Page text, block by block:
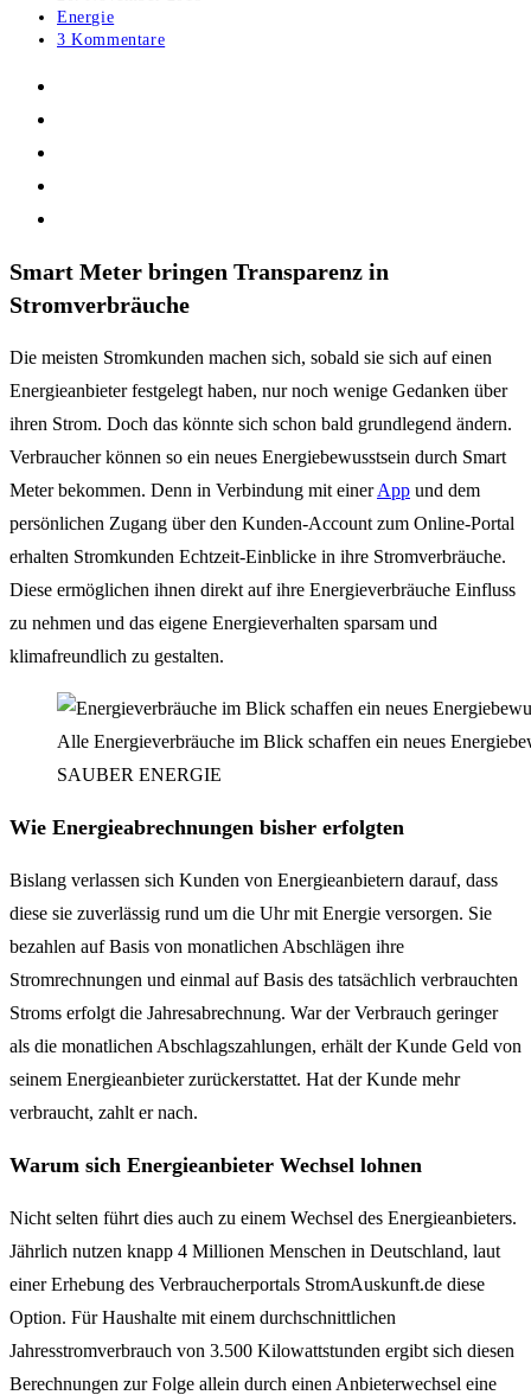
veröffentlicht:
Beitrags-
Kategorie:
Energie
Beitrags-
3 Kommentare
Smart Meter bringen Transparenz in
Stromverbräuche
Die meisten Stromkunden machen sich, sobald sie sich auf einen
Energieanbieter festgelegt haben, nur noch wenige Gedanken über
ihren Strom. Doch das könnte sich schon bald grundlegend ändern.
Verbraucher können so ein neues Energiebewusstsein durch Smart
Meter bekommen. Denn in Verbindung mit einerApp und dem
persönlichen Zugang über den Kunden-Account zum Online-Portal
erhalten Stromkunden Echtzeit-Einblicke in ihre Stromverbräuche.
Diese ermöglichen ihnen direkt auf ihre Energieverbräuche Einfluss
zu nehmen und das eigene Energieverhalten sparsam und
klimafreundlich zu gestalten.
Alle Energieverbräuche im Blick schaffen ein neues
SAUBER ENERGIE
Wie Energieabrechnungen bisher erfolgten
Bislang verlassen sich Kunden von Energieanbietern darauf, dass
diese sie zuverlässig rund um die Uhr mit Energie versorgen. Sie
bezahlen auf Basis von monatlichen Abschlägen ihre
Stromrechnungen und einmal auf Basis des tatsächlich verbrauchten
Stroms erfolgt die Jahresabrechnung. War der Verbrauch geringer
als die monatlichen Abschlagszahlungen, erhält der Kunde Geld von
seinem Energieanbieter zurückerstattet. Hat der Kunde mehr
verbraucht, zahlt er nach.
Warum sich Energieanbieter Wechsel lohnen
Nicht selten führt dies auch zu einem Wechsel des Energieanbieters.
Jährlich nutzen knapp 4 Millionen Menschen in Deutschland, laut
einer Erhebung des Verbraucherportals StromAuskunft.de diese
Option. Für Haushalte mit einem durchschnittlichen
Jahresstromverbrauch von 3.500 Kilowattstunden ergibt sich diesen
Berechnungen zur Folge allein durch einen Anbieterwechsel eine